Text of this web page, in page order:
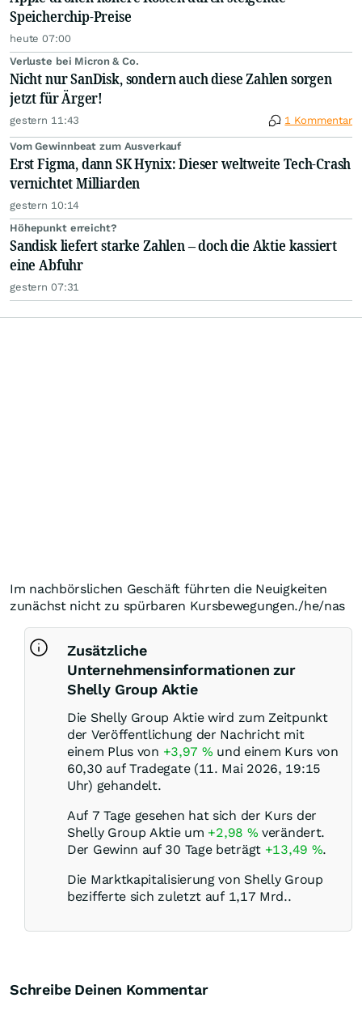
Speicherchip-Preise
heute 07:00
Verluste bei Micron & Co.
Nicht nur SanDisk, sondern auch diese Zahlen sorgen
jetzt für Ärger!
gestern 11:43 1 Kommentar
Vom Gewinnbeat zum Ausverkauf
Erst Figma, dann SK Hynix: Dieser weltweite Tech-Crash
vernichtet Milliarden
gestern 10:14
Höhepunkt erreicht?
Sandisk liefert starke Zahlen – doch die Aktie kassiert
eine Abfuhr
gestern 07:31
Im nachbörslichen Geschäft führten die Neuigkeiten
zunächst nicht zu spürbaren Kursbewegungen./he/nas
Zusätzliche
Unternehmensinformationen zur
Shelly Group Aktie
Die Shelly Group Aktie wird zum Zeitpunkt
der Veröffentlichung der Nachricht mit
einem Plus von +3,97 % und einem Kurs von
60,30 auf Tradegate (11. Mai 2026, 19:15
Uhr) gehandelt.
Auf 7 Tage gesehen hat sich der Kurs der
Shelly Group Aktie um +2,98 % verändert.
Der Gewinn auf 30 Tage beträgt +13,49 %.
Die Marktkapitalisierung von Shelly Group
bezifferte sich zuletzt auf 1,17 Mrd..
Schreibe Deinen Kommentar